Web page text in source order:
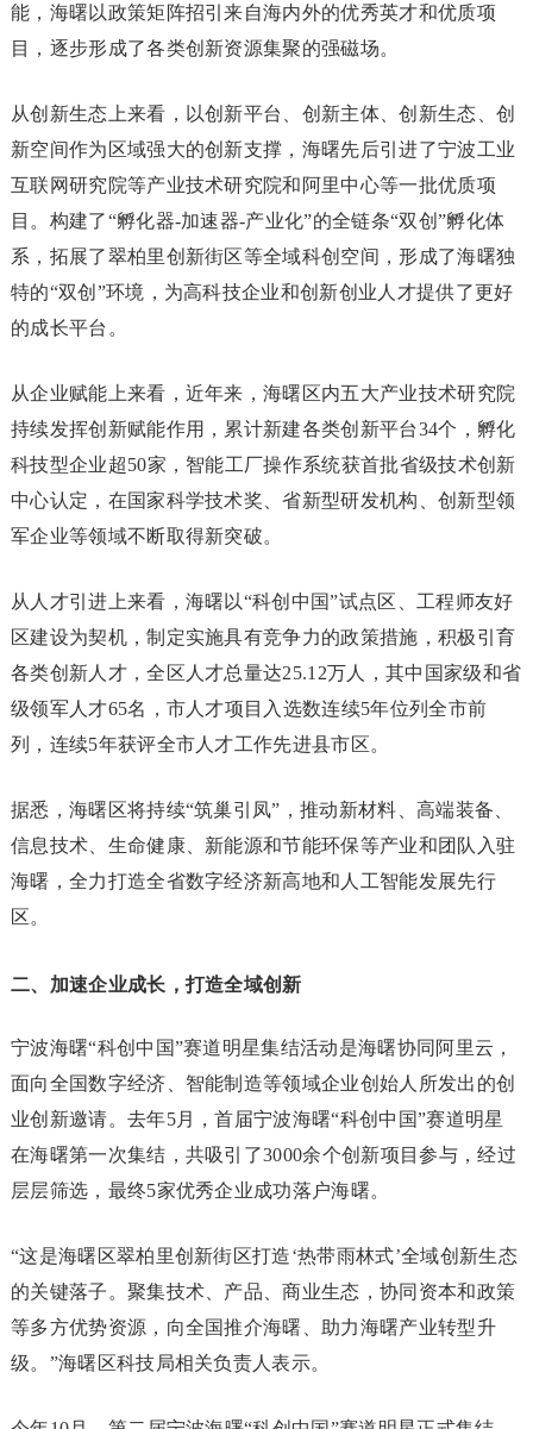
能，海曙以政策矩阵招引来自海内外的优秀英才和优质项
目，逐步形成了各类创新资源集聚的强磁场。
从创新生态上来看，以创新平台、创新主体、创新生态、创
新空间作为区域强大的创新支撑，海曙先后引进了宁波工业
互联网研究院等产业技术研究院和阿里中心等一批优质项
目。构建了“孵化器-加速器-产业化”的全链条“双创”孵化体
系，拓展了翠柏里创新街区等全域科创空间，形成了海曙独
特的“双创”环境，为高科技企业和创新创业人才提供了更好
的成长平台。
从企业赋能上来看，近年来，海曙区内五大产业技术研究院
持续发挥创新赋能作用，累计新建各类创新平台34个，孵化
科技型企业超50家，智能工厂操作系统获首批省级技术创新
中心认定，在国家科学技术奖、省新型研发机构、创新型领
军企业等领域不断取得新突破。
从人才引进上来看，海曙以“科创中国”试点区、工程师友好
区建设为契机，制定实施具有竞争力的政策措施，积极引育
各类创新人才，全区人才总量达25.12万人，其中国家级和省
级领军人才65名，市人才项目入选数连续5年位列全市前
列，连续5年获评全市人才工作先进县市区。
据悉，海曙区将持续“筑巢引凤”，推动新材料、高端装备、
信息技术、生命健康、新能源和节能环保等产业和团队入驻
海曙，全力打造全省数字经济新高地和人工智能发展先行
区。
二、加速企业成长，打造全域创新
宁波海曙“科创中国”赛道明星集结活动是海曙协同阿里云，
面向全国数字经济、智能制造等领域企业创始人所发出的创
业创新邀请。去年5月，首届宁波海曙“科创中国”赛道明星
在海曙第一次集结，共吸引了3000余个创新项目参与，经过
层层筛选，最终5家优秀企业成功落户海曙。
“这是海曙区翠柏里创新街区打造‘热带雨林式’全域创新生态
的关键落子。聚集技术、产品、商业生态，协同资本和政策
等多方优势资源，向全国推介海曙、助力海曙产业转型升
级。”海曙区科技局相关负责人表示。